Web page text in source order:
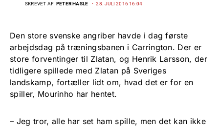
SKREVET AF PETER HASLE 28. JULI 2016 16:04
Den store svenske angriber havde i dag første
arbejdsdag på træningsbanen i Carrington. Der er
store forventinger til Zlatan, og Henrik Larsson, der
tidligere spillede med Zlatan på Sveriges
landskamp, fortæller lidt om, hvad det er for en
spiller, Mourinho har hentet.
– Jeg tror, alle har set ham spille, men det kan ikke